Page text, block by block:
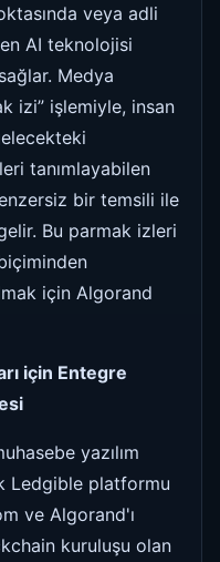
veya adli
AI teknolojisi
Medya
izi” işlemiyle, insan
tanımlayabilen
bir temsili ile
Bu parmak izleri
için Algorand
için Entegre
yazılım
Ledgible platformu
ve Algorand'ı
kuruluşu olan